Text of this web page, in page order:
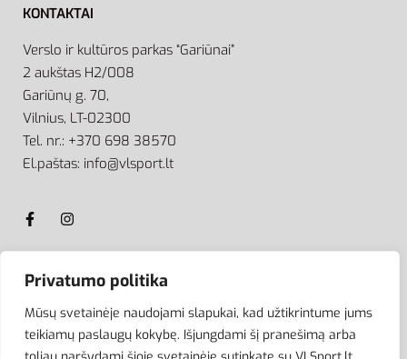
Privatumo politika
Mūsų svetainėje naudojami slapukai, kad užtikrintume jums
teikiamų paslaugų kokybę. Išjungdami šį pranešimą arba
KONTAKTAI
Verslo ir kultūros parkas “Gariūnai”
2 aukštas H2/008
Gariūnų g. 70,
Vilnius, LT-02300
Tel. nr.: +370 698 38570
El.paštas: info@vlsport.lt
ATSISKAITYMAS